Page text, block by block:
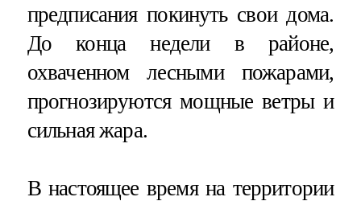
предписания покинуть свои дома.
До конца недели в районе,
охваченном лесными пожарами,
прогнозируются мощные ветры и
сильная жара.
В настоящее время на территории